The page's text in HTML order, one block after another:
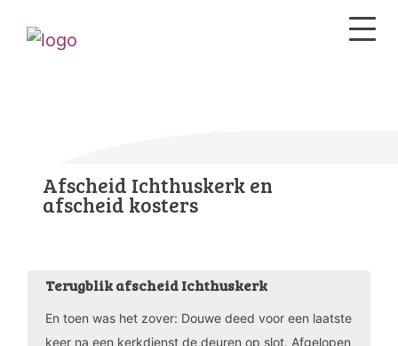
Afscheid Ichthuskerk en
afscheid kosters
Terugblik afscheid Ichthuskerk
En toen was het zover: Douwe deed voor een laatste
keer na een kerkdienst de deuren op slot. Afgelopen